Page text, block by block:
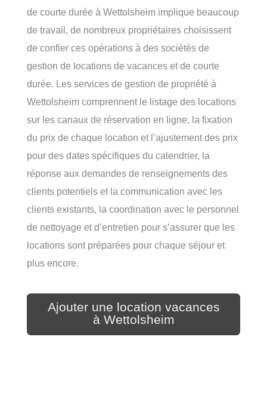
de courte durée à Wettolsheim implique beaucoup
de travail, de nombreux propriétaires choisissent
de confier ces opérations à des sociétés de
gestion de locations de vacances et de courte
durée. Les services de gestion de propriété à
Wettolsheim comprennent le listage des locations
sur les canaux de réservation en ligne, la fixation
du prix de chaque location et l’ajustement des prix
pour des dates spécifiques du calendrier, la
réponse aux demandes de renseignements des
clients potentiels et la communication avec les
clients existants, la coordination avec le personnel
de nettoyage et d’entretien pour s’assurer que les
locations sont préparées pour chaque séjour et
plus encore.
Ajouter une location vacances
à Wettolsheim